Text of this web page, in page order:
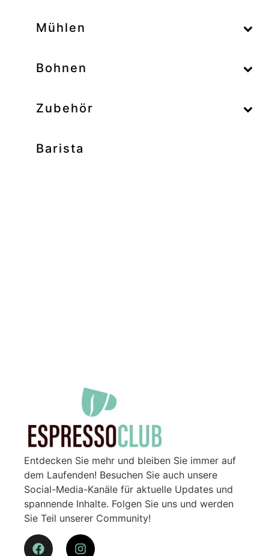
Mühlen
–
Bohnen
–
Zubehör
Barista
Entdecken Sie mehr und bleiben Sie immer auf
dem Laufenden! Besuchen Sie auch unsere
Social-Media-Kanäle für aktuelle Updates und
spannende Inhalte. Folgen Sie uns und werden
Sie Teil unserer Community!